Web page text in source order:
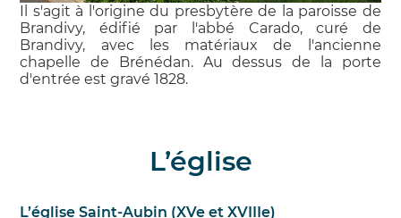
Il s'agit à l'origine du presbytère de la paroisse de
Brandivy, édifié par l'abbé Carado, curé de
Brandivy, avec les matériaux de l'ancienne
chapelle de Brénédan. Au dessus de la porte
d'entrée est gravé 1828.
L’église
L’église Saint-Aubin (XVe et XVIIIe)